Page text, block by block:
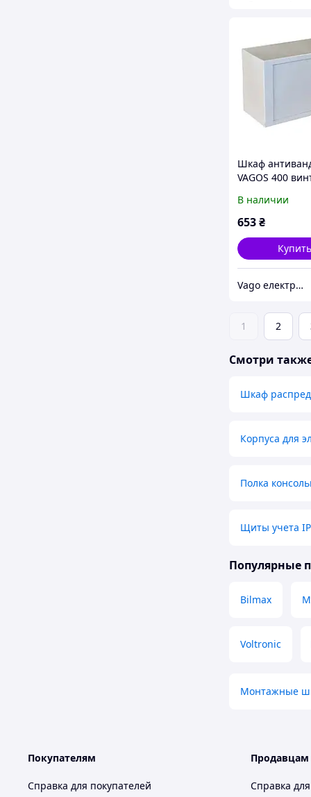
Шкаф
VAGOS 400
(008826)
В наличии
653₴
Купить
Vago електрощитове та телекомунікаційне обладнання
1 2
Смотри
Шкаф
Корпуса для
Полка
Щиты учета
Популярные
Bilmax
Voltronic
Монтажные
Покупателям
Справка для покупателей
Продавцам
Справка